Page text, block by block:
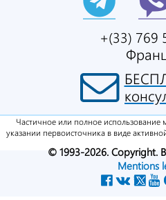
+(33) 769
Частичное или полное использование
указании первоисточника в виде
© 1993-2026. Copyright.
Mentions